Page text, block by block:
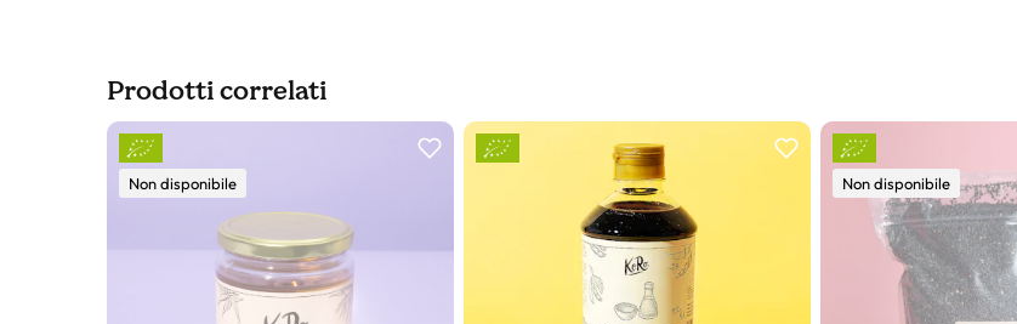
Prodotti correlati
Slider prodotto
Non disponibile Non disponibile